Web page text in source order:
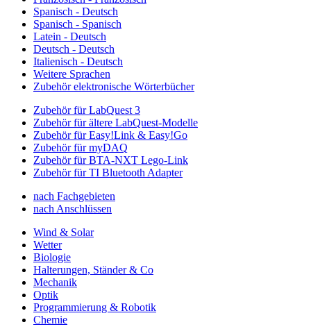
Spanisch - Deutsch
Spanisch - Spanisch
Latein - Deutsch
Deutsch - Deutsch
Italienisch - Deutsch
Weitere Sprachen
Zubehör elektronische Wörterbücher
Zubehör für LabQuest 3
Zubehör für ältere LabQuest-Modelle
Zubehör für Easy!Link & Easy!Go
Zubehör für myDAQ
Zubehör für BTA-NXT Lego-Link
Zubehör für TI Bluetooth Adapter
nach Fachgebieten
nach Anschlüssen
Wind & Solar
Wetter
Biologie
Halterungen, Ständer & Co
Mechanik
Optik
Programmierung & Robotik
Chemie